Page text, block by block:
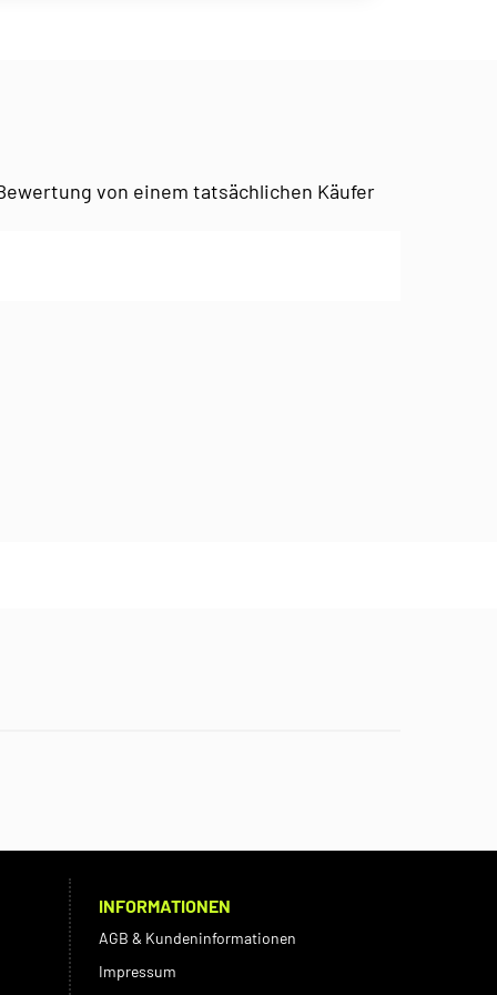
von einem tatsächlichen Käufer
INFORMATIONEN
AGB & Kundeninformationen
Impressum